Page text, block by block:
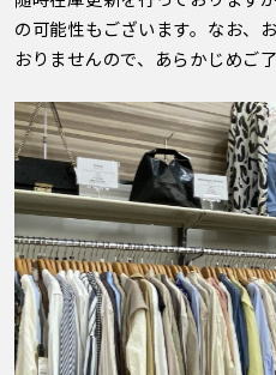
の可能性もございます。なお、
おりませんので、あらかじめご